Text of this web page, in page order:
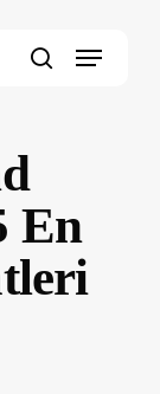
Menu
En